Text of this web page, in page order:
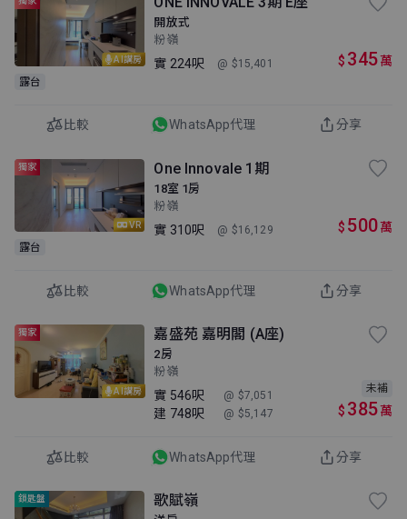
AI講房
露台
開放式
粉嶺
實 224呎 @ $15,401 $ 345萬
比較 WhatsApp代理 分享
VR
獨家
露台
One Innovale 1期
18室 1房
粉嶺
實 310呎 @ $16,129 $ 500萬
比較 WhatsApp代理 分享
AI講房
獨家 嘉盛苑 嘉明閣 (A座)
2房
粉嶺
實 546呎 @ $7,051
建 748呎 @ $5,147
未補
$ 385萬
比較 WhatsApp代理 分享
鎖匙盤 歌賦嶺